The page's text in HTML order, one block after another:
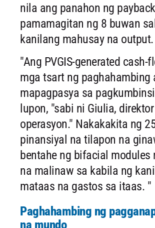
nila ang panahon ng
pamamagitan ng 8 buwan
kanilang mahusay na output.
"Ang PVGIS-generated cash-
mga tsart ng paghahambing
mapagpasya sa
lupon, "sabi ni Giulia,
operasyon." Nakakakita ng
pinansiyal na tilapon na
bentahe ng bifacial modules
na malinaw sa kabila ng
mataas na gastos sa itaas. "
Paghahambing ng
na mundo